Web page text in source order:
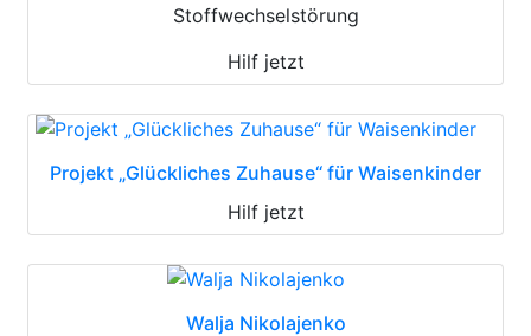
Stoffwechselstörung
Hilf jetzt
Projekt „Glückliches Zuhause“ für Waisenkinder
Hilf jetzt
Walja Nikolajenko